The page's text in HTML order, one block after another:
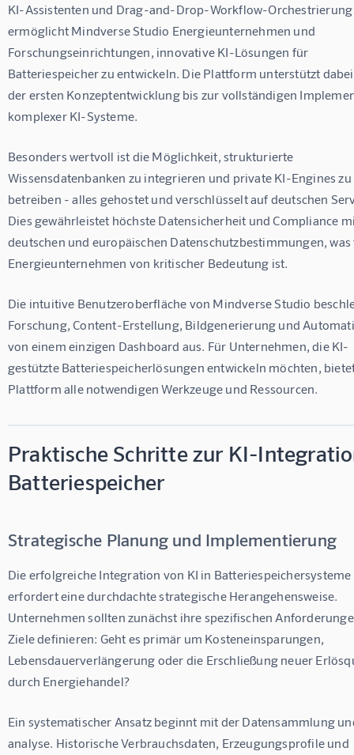
KI-Assistenten und Drag-and-Drop-Workflow-
ermöglicht Mindverse Studio Energieunternehmen und
Forschungseinrichtungen, innovative KI-Lösungen für
Batteriespeicher zu entwickeln. Die Plattform unterstützt
der ersten Konzeptentwicklung bis zur vollständigen
komplexer KI-Systeme.
Besonders wertvoll ist die Möglichkeit, strukturierte
Wissensdatenbanken zu integrieren und private KI-Engines zu
betreiben - alles gehostet und verschlüsselt auf deutschen
Dies gewährleistet höchste Datensicherheit und Compliance
deutschen und europäischen Datenschutzbestimmungen,
Energieunternehmen von kritischer Bedeutung ist.
Die intuitive Benutzeroberfläche von Mindverse Studio
Forschung, Content-Erstellung, Bildgenerierung und
von einem einzigen Dashboard aus. Für Unternehmen, die KI-
gestützte Batteriespeicherlösungen entwickeln möchten,
Plattform alle notwendigen Werkzeuge und Ressourcen.
Praktische Schritte zur KI-
Batteriespeicher
Strategische Planung und Implementierung
Die erfolgreiche Integration von KI in Batteriespeichersysteme
erfordert eine durchdachte strategische Herangehensweise.
Unternehmen sollten zunächst ihre spezifischen
Ziele definieren: Geht es primär um Kosteneinsparungen,
Lebensdauerverlängerung oder die Erschließung neuer
durch Energiehandel?
Ein systematischer Ansatz beginnt mit der Datensammlung
analyse. Historische Verbrauchsdaten, Erzeugungsprofile und